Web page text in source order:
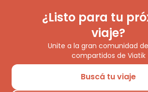
¿Listo para tu
viaje?
Unite a la gran comunidad
compartidos de Viatik
Buscá tu viaje